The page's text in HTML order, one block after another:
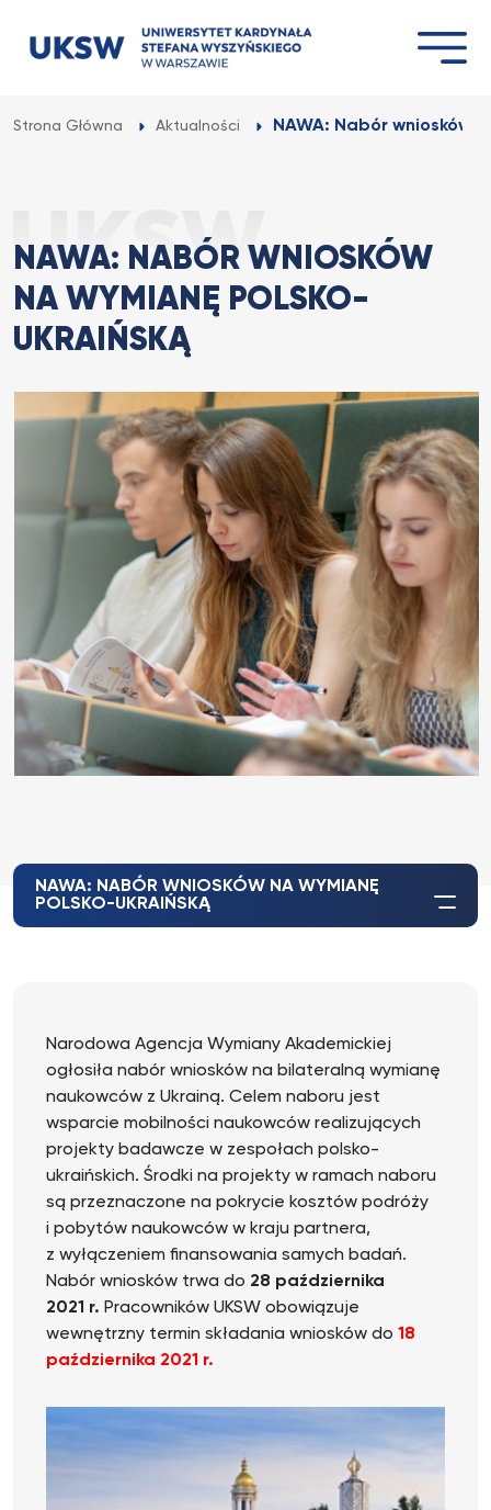
Strona Główna Aktualności NAWA: Nabór wniosków
NAWA: NABÓR WNIOSKÓW
NA WYMIANĘ POLSKO-
UKRAIŃSKĄ
NAWA: NABÓR WNIOSKÓW NA WYMIANĘ
POLSKO-UKRAIŃSKĄ
Narodowa Agencja Wymiany Akademickiej
ogłosiła nabór wniosków na bilateralną wymianę
naukowców z Ukrainą. Celem naboru jest
wsparcie mobilności naukowców realizujących
projekty badawcze w zespołach polsko-
ukraińskich. Środki na projekty w ramach naboru
są przeznaczone na pokrycie kosztów podróży
i pobytów naukowców w kraju partnera,
z wyłączeniem finansowania samych badań.
Nabór wniosków trwa do 28 października
2021 r. Pracowników UKSW obowiązuje
wewnętrzny termin składania wniosków do 18
października 2021 r.